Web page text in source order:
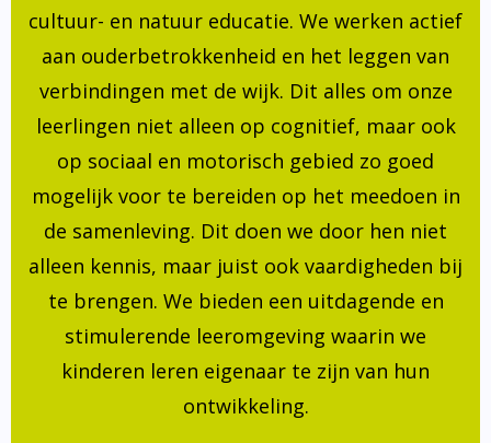
cultuur- en natuur educatie. We werken actief
aan ouderbetrokkenheid en het leggen van
verbindingen met de wijk. Dit alles om onze
leerlingen niet alleen op cognitief, maar ook
op sociaal en motorisch gebied zo goed
mogelijk voor te bereiden op het meedoen in
de samenleving. Dit doen we door hen niet
alleen kennis, maar juist ook vaardigheden bij
te brengen. We bieden een uitdagende en
stimulerende leeromgeving waarin we
kinderen leren eigenaar te zijn van hun
ontwikkeling.